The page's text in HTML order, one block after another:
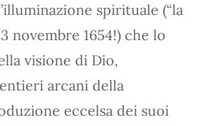
spirituale (“la
novembre 1654!) che lo
visione di Dio,
arcani della
eccelsa dei suoi